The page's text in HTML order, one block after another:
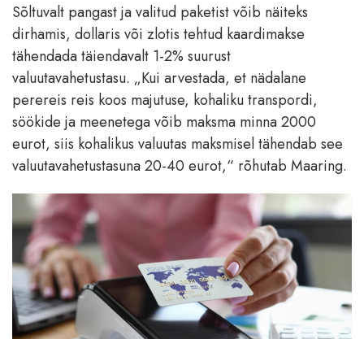
Sõltuvalt pangast ja valitud paketist võib näiteks
dirhamis, dollaris või zlotis tehtud kaardimakse
tähendada täiendavalt 1-2% suurust
valuutavahetustasu. „Kui arvestada, et nädalane
perereis reis koos majutuse, kohaliku transpordi,
söökide ja meenetega võib maksma minna 2000
eurot, siis kohalikus valuutas maksmisel tähendab see
valuutavahetustasuna 20-40 eurot,“ rõhutab Maaring.